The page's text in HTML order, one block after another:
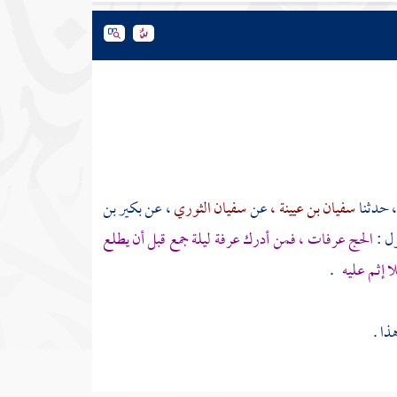
، حدثناسفيان بن عيينة ،عنسفيان الثوري، عنبكير بن
:الحجعرفات، فمن أدركعرفةليلة جمع قبل أن يطلع
إثم عليه .
.